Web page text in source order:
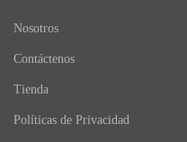
Nosotros
Contáctenos
Tienda
Políticas de Privacidad